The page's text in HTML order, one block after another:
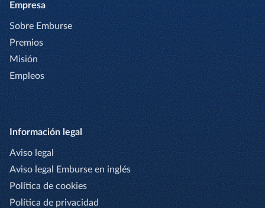
Empresa
Sobre Emburse
Premios
Misión
Empleos
Información legal
Aviso legal
Aviso legal Emburse en inglés
Política de cookies
Política de privacidad